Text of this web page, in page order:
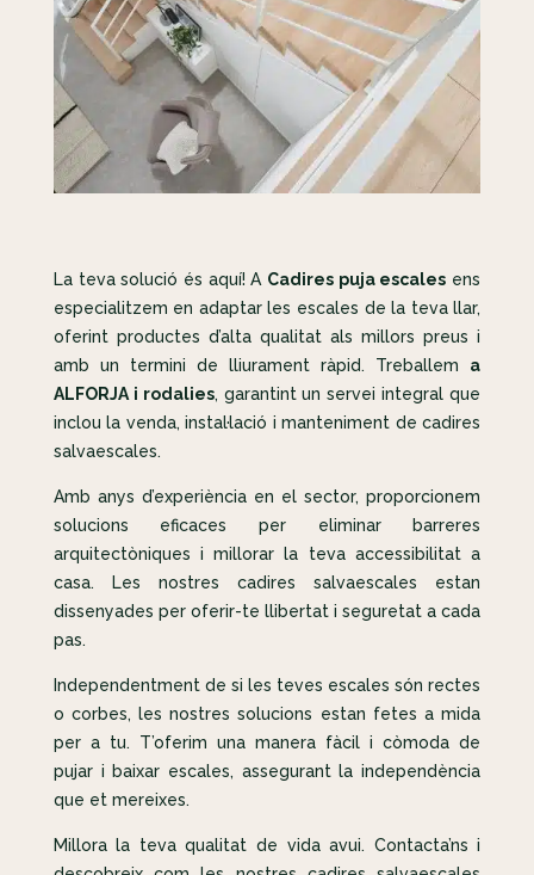
La teva solució és aquí! A Cadires puja escales ens
especialitzem en adaptar les escales de la teva llar,
oferint productes d’alta qualitat als millors preus i
amb un termini de lliurament ràpid. Treballem a
ALFORJA i rodalies, garantint un servei integral que
inclou la venda, instal·lació i manteniment de cadires
salvaescales.
Amb anys d’experiència en el sector, proporcionem
solucions eficaces per eliminar barreres
arquitectòniques i millorar la teva accessibilitat a
casa. Les nostres cadires salvaescales estan
dissenyades per oferir-te llibertat i seguretat a cada
pas.
Independentment de si les teves escales són rectes
o corbes, les nostres solucions estan fetes a mida
per a tu. T’oferim una manera fàcil i còmoda de
pujar i baixar escales, assegurant la independència
que et mereixes.
Millora la teva qualitat de vida avui. Contacta’ns i